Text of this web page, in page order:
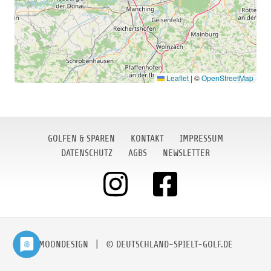
Leaflet | ©OpenStreetMap
GOLFEN & SPAREN KONTAKT
IMPRESSUM
DATENSCHUTZ
AGBS NEWSLETTER
MOONDESIGN | © DEUTSCHLAND-SPIELT-GOLF.DE